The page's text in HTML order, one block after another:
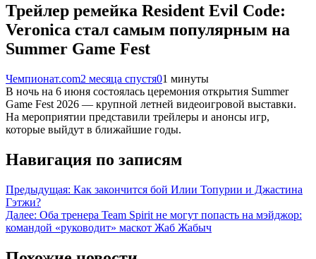
Трейлер ремейка Resident Evil Code:
Veronica стал самым популярным на
Summer Game Fest
Чемпионат.com2 месяца спустя01 минуты
В ночь на 6 июня состоялась церемония открытия Summer
Game Fest 2026 — крупной летней видеоигровой выставки.
На мероприятии представили трейлеры и анонсы игр,
которые выйдут в ближайшие годы.
Навигация по записям
Предыдущая: Как закончится бой Илии Топурии и Джастина
Гэтжи?
Далее: Оба тренера Team Spirit не могут попасть на мэйджор:
командой «руководит» маскот Жаб Жабыч